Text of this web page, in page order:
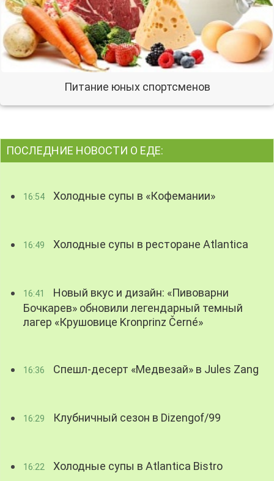
Питание юных спортсменов
ПОСЛЕДНИЕ НОВОСТИ О ЕДЕ:
16:54 Холодные супы в «Кофемании»
16:49 Холодные супы в ресторане Atlantica
16:41
Новый вкус и дизайн: «Пивоварни
Бочкарев» обновили легендарный темный
лагер «Крушовице Kronprinz Černé»
16:36 Спешл-десерт «Медвезай» в Jules Zang
16:29 Клубничный сезон в Dizengof/99
16:22 Холодные супы в Atlantica Bistro